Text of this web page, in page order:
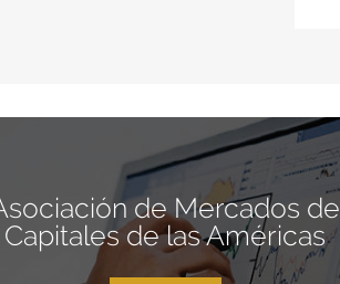
de Mercados de
Capitales de las Américas